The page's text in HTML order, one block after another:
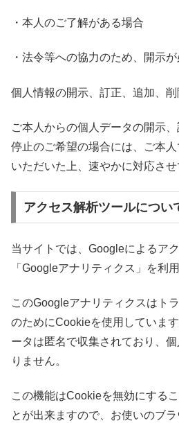
・本人のご了解がある場合
・法令等への協力のため、開示
個人情報の開示、訂正、追加、
ご本人からの個人データの開示
停止のご希望の場合には、ご本
いただいた上、速やかに対応させ
アクセス解析ツールについ
当サイトでは、Googleによるア
「Googleアナリティクス」を利
このGoogleアナリティクスはト
のためにCookieを使用していま
ータは匿名で収集されており、
りません。
この機能はCookieを無効にする
とが出来ますので、お使いのブ